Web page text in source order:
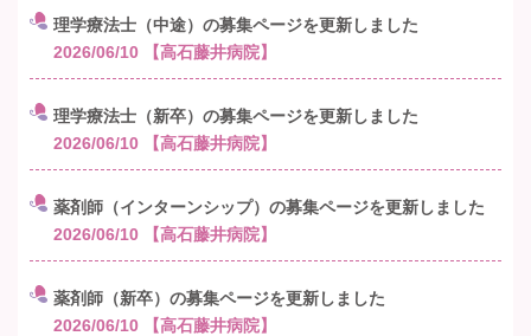
理学療法士（中途）の募集ページを更新しました
2026/06/10
【高石藤井病院】
理学療法士（新卒）の募集ページを更新しました
2026/06/10
【高石藤井病院】
薬剤師（インターンシップ）の募集ページを更新しました
2026/06/10
【高石藤井病院】
薬剤師（新卒）の募集ページを更新しました
2026/06/10
【高石藤井病院】